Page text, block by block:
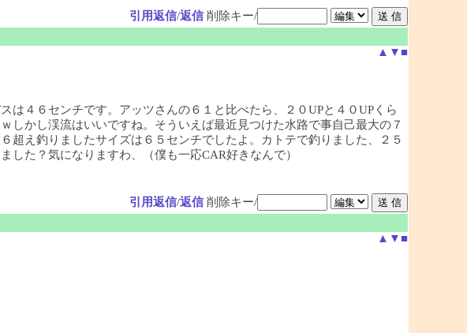
引用返信/返信 削除キー/
▲ ▼ ■
４６センチです。アッツさんの６１と比べたら、２０UPと４０UPくら
かし渓流はいいですね。そういえば最近見つけた水路で事自己最大の７
超え釣りましたサイズは６５センチでしたよ。カトテで釣りました、２５
した？気になりますわ、（僕も一応CAR好きなんで）
引用返信/返信 削除キー/
▲ ▼ ■